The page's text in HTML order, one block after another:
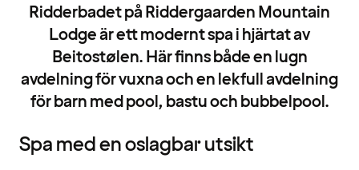
Ridderbadet på Riddergaarden Mountain
Lodge är ett modernt spa i hjärtat av
Beitostølen. Här finns både en lugn
avdelning för vuxna och en lekfull avdelning
för barn med pool, bastu och bubbelpool.
Spa med en oslagbar utsikt